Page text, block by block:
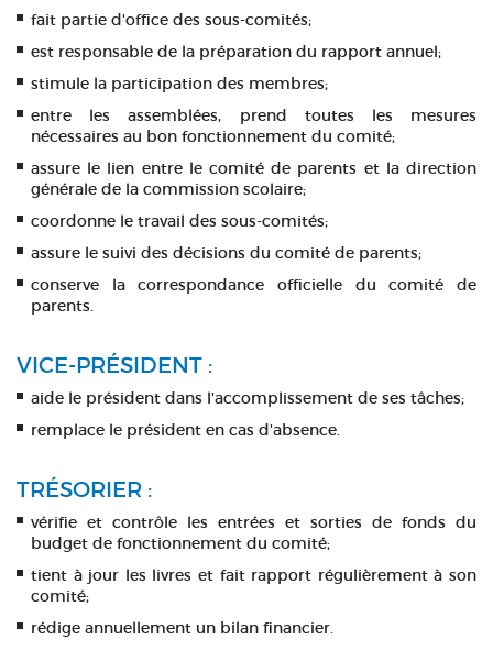
fait partie d'office des sous-comités;
est responsable de la préparation du rapport annuel;
stimule la participation des membres;
entre les assemblées, prend toutes les mesures
nécessaires au bon fonctionnement du comité;
assure le lien entre le comité de parents et la direction
générale de la commission scolaire;
coordonne le travail des sous-comités;
assure le suivi des décisions du comité de parents;
conserve la correspondance officielle du comité de
parents.
VICE-PRÉSIDENT :
aide le président dans l'accomplissement de ses tâches;
remplace le président en cas d'absence.
TRÉSORIER :
vérifie et contrôle les entrées et sorties de fonds du
budget de fonctionnement du comité;
tient à jour les livres et fait rapport régulièrement à son
comité;
rédige annuellement un bilan financier.